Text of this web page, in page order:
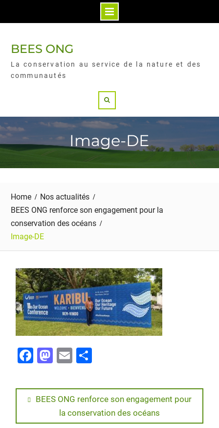
BEES ONG
La conservation au service de la nature et des
communautés
Image-DE
Home
Nos actualités
BEES ONG renforce son engagement pour la
conservation des océans
Image-DE
F
c
e
b
M
st
o
d
E
ai
l
P
ta
g
er
BEES ONG renforce son engagement pour
la conservation des océans